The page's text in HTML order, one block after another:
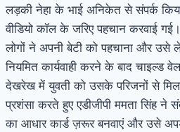
लड़की नेहा के भाई अनिकेत से संपर्क
वीडियो कॉल के जरिए पहचान करवाई
लोगों ने अपनी बेटी को पहचाना और उसे
नियमित कार्यवाही करने के बाद चाइल्ड
देखरेख में युवती को उसके परिजनों से
प्रशंसा करते हुए एडीजीपी ममता सिंह ने
का आधार कार्ड ज़रूर बनवाएं और उसे